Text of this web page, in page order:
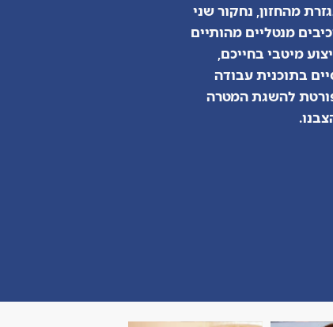
מהחזון, נחקור שני
מנטליים מהותיים
מיטבי בחייכם,
בתוכנית עבודה
להשגת המטרה